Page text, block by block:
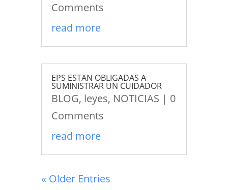
Comments
read more
EPS ESTAN OBLIGADAS A
SUMINISTRAR UN CUIDADOR
BLOG, leyes, NOTICIAS | 0
Comments
read more
« Older Entries